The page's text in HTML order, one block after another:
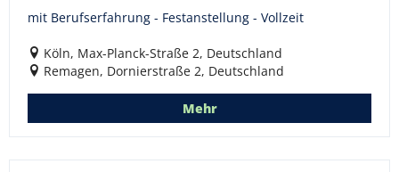
mit Berufserfahrung - Festanstellung - Vollzeit
Köln, Max-Planck-Straße 2, Deutschland
Remagen, Dornierstraße 2, Deutschland
Mehr